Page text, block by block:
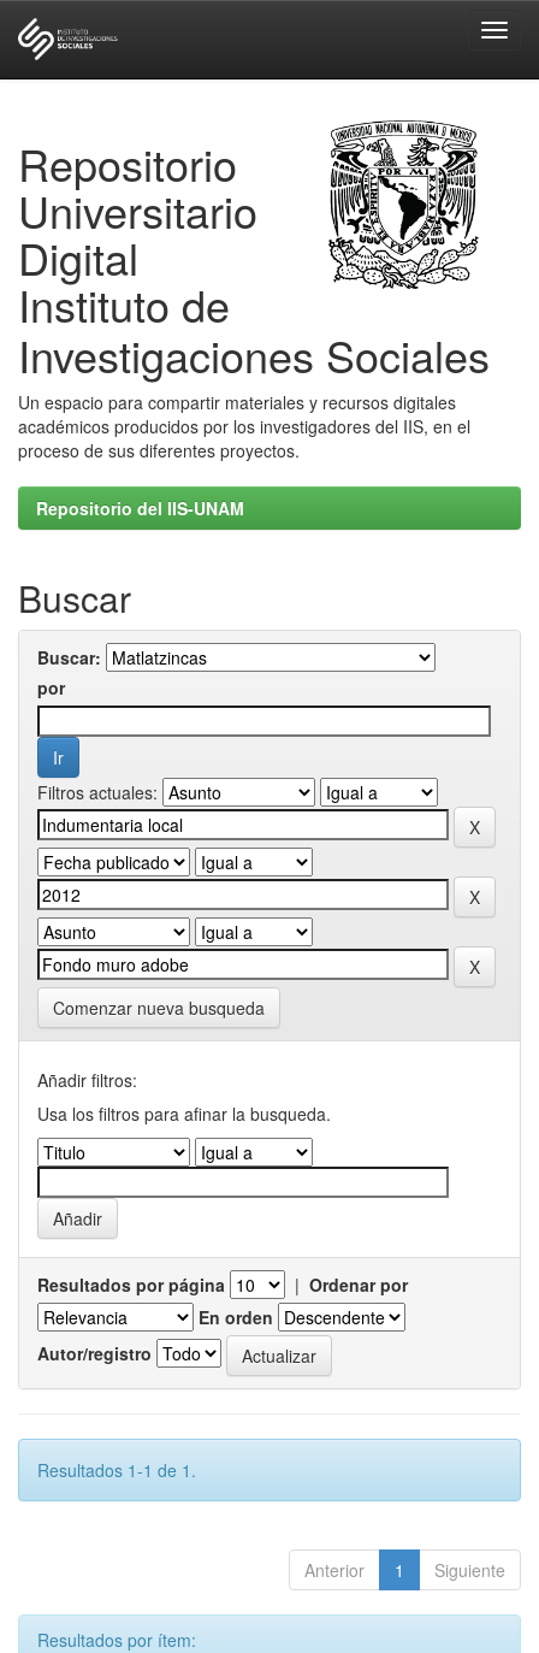
Repositorio
Universitario
Digital
Instituto de
Investigaciones Sociales
Un espacio para compartir materiales y recursos digitales
académicos producidos por los investigadores del IIS, en el
proceso de sus diferentes proyectos.
Repositorio del IIS-UNAM
Buscar
Buscar:
por
Filtros actuales:
Comenzar nueva busqueda
Añadir filtros:
Usa los filtros para afinar la busqueda.
Resultados por página | Ordenar por
En orden
Autor/registro
Resultados 1-1 de 1.
Anterior 1 Siguiente
Resultados por ítem: